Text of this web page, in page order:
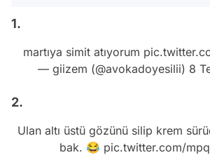
1.
martıya simit atıyorum
— giizem (@avokadoyesilii) 8
2.
Ulan altı üstü gözünü silip krem
bak. 😂 pic.twitter.com/